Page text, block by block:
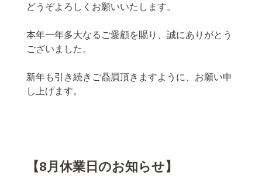
どうぞよろしくお願いいたします。
本年一年多大なるご愛顧を賜り、誠にありがとう
ございました。
新年も引き続きご贔屓頂きますように、お願い申
し上げます。
【8月休業日のお知らせ】